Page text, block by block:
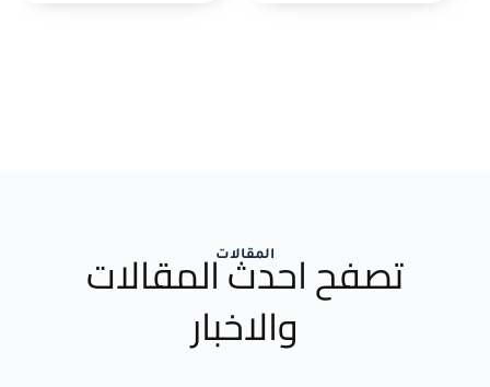
المقالات
تصفح احدث المقالات
والاخبار